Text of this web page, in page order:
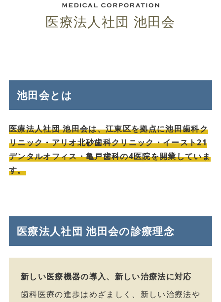
医療法人社団 池田会
池田会とは
医療法人社団 池田会は、江東区を拠点に池田歯科ク
リニック・アリオ北砂歯科クリニック・イースト21
デンタルオフィス・亀戸歯科の4医院を開業していま
す。
医療法人社団 池田会の診療理念
新しい医療機器の導入、新しい治療法に対応
歯科医療の進歩はめざましく、新しい治療法や